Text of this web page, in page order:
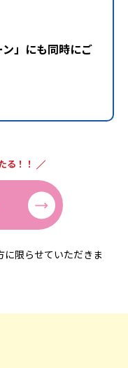
ン」にも同時にご
る！！
限らせていただきま